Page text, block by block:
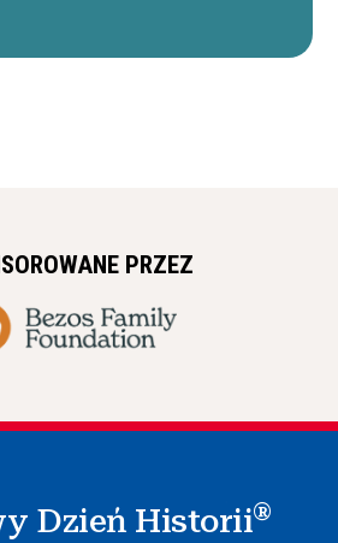
PRZEZ
Dzień Historii®